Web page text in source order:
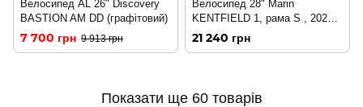
Велосипед AL 26" Discovery
BASTION AM DD (графітовий)
7 700 грн 9 913 грн
Велосипед 28" Marin
KENTFIELD 1, рама S , 2025,
Gloss Black/Chrome
21 240 грн
Показати ще 60 товарів